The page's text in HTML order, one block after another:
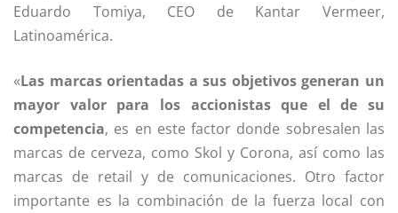
Eduardo Tomiya, CEO de Kantar Vermeer,
Latinoamérica.
«Las marcas orientadas a sus objetivos generan un
mayor valor para los accionistas que el de su
competencia, es en este factor donde sobresalen las
marcas de cerveza, como Skol y Corona, así como las
marcas de retail y de comunicaciones. Otro factor
importante es la combinación de la fuerza local con